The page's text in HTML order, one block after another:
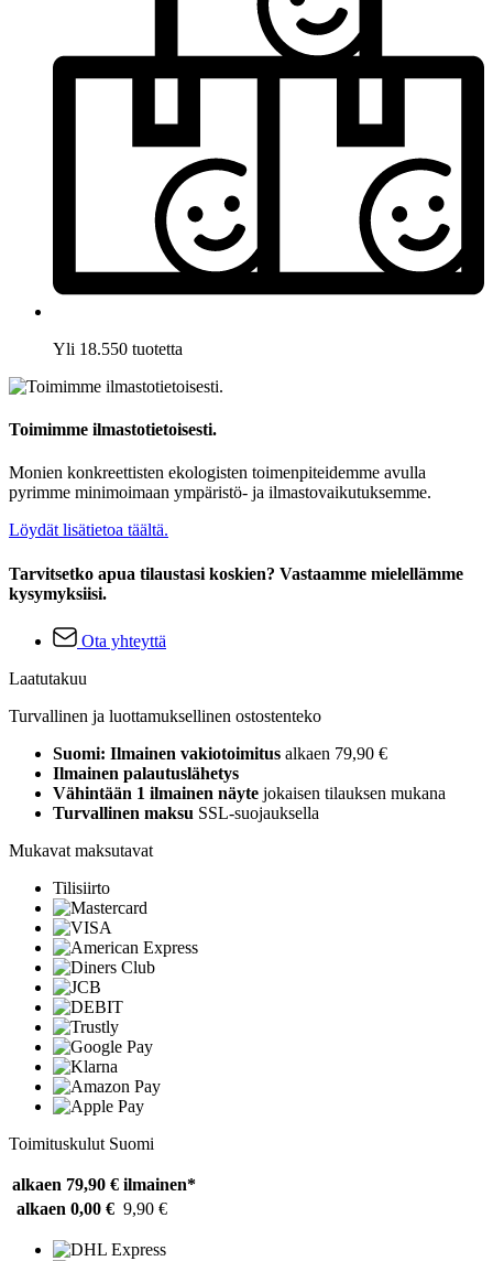
Yli 18.550 tuotetta
Toimimme ilmastotietoisesti.
Monien konkreettisten ekologisten toimenpiteidemme avulla
pyrimme minimoimaan ympäristö- ja ilmastovaikutuksemme.
Löydät lisätietoa täältä.
Tarvitsetko apua tilaustasi koskien? Vastaamme mielellämme
kysymyksiisi.
Ota yhteyttä
Laatutakuu
Turvallinen ja luottamuksellinen ostostenteko
Suomi: Ilmainen vakiotoimitus alkaen 79,90 €
Ilmainen palautuslähetys
Vähintään 1 ilmainen näyte jokaisen tilauksen mukana
Turvallinen maksu SSL-suojauksella
Mukavat maksutavat
Tilisiirto
Toimituskulut Suomi
alkaen 79,90 € ilmainen*
alkaen 0,00 € 9,90 €